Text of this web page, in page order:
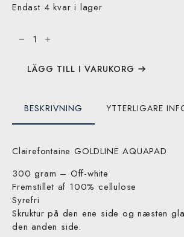
Endast 4 kvar i lager
Aquapad
A5
mängdLÄGG TILL I VARUKORG
BESKRIVNING YTTERLIGARE
Clairefontaine GOLDLINE AQUAPAD
300 gram – Off-white
Fremstillet af 100% cellulose
Syrefri
Skruktur på den ene side og næsten
den anden side.